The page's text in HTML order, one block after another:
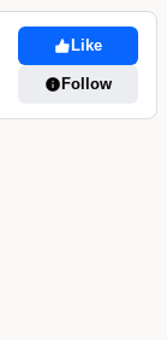
Like
Follow